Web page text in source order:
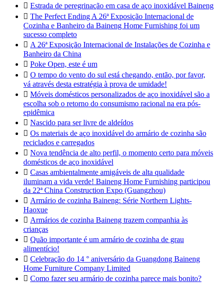
 Estrada de peregrinação em casa de aço inoxidável Baineng
 The Perfect Ending A 26ª Exposição Internacional de
Cozinha e Banheiro da Baineng Home Furnishing foi um
sucesso completo
 A 26ª Exposição Internacional de Instalações de Cozinha e
Banheiro da China
 Poke Open, este é um
 O tempo do vento do sul está chegando, então, por favor,
vá através desta estratégia à prova de umidade!
 Móveis domésticos personalizados de aço inoxidável são a
escolha sob o retorno do consumismo racional na era pós-
epidêmica
 Nascido para ser livre de aldeídos
 Os materiais de aço inoxidável do armário de cozinha são
reciclados e carregados
 Nova tendência de alto perfil, o momento certo para móveis
domésticos de aço inoxidável
 Casas ambientalmente amigáveis de alta qualidade
iluminam a vida verde! Baineng Home Furnishing participou
da 22ª China Construction Expo (Guangzhou)
 Armário de cozinha Baineng: Série Northern Lights-
Haoxue
 Armários de cozinha Baineng trazem companhia às
crianças
 Quão importante é um armário de cozinha de grau
alimentício!
 Celebração do 14 ° aniversário da Guangdong Baineng
Home Furniture Company Limited
 Como fazer seu armário de cozinha parece mais bonito?